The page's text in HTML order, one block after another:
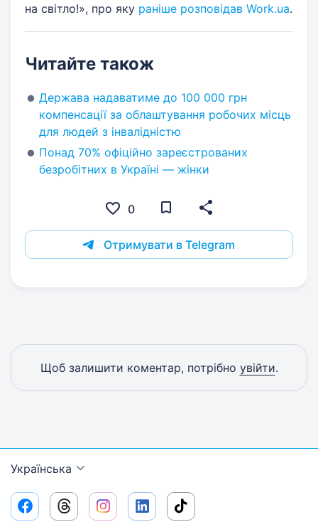
на світло!», про яку раніше розповідав Work.ua.
Читайте також
Держава надаватиме до 100 000 грн
компенсації за облаштування робочих місць
для людей з інвалідністю
Понад 70% офіційно зареєстрованих
безробітних в Україні — жінки
0
Отримувати в Telegram
Щоб залишити коментар, потрібно увійти.
Українська